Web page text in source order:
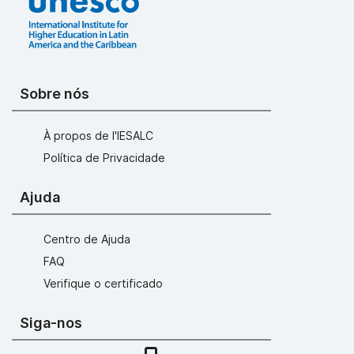
Sobre nós
À propos de l'IESALC
Política de Privacidade
Ajuda
Centro de Ajuda
FAQ
Verifique o certificado
Siga-nos